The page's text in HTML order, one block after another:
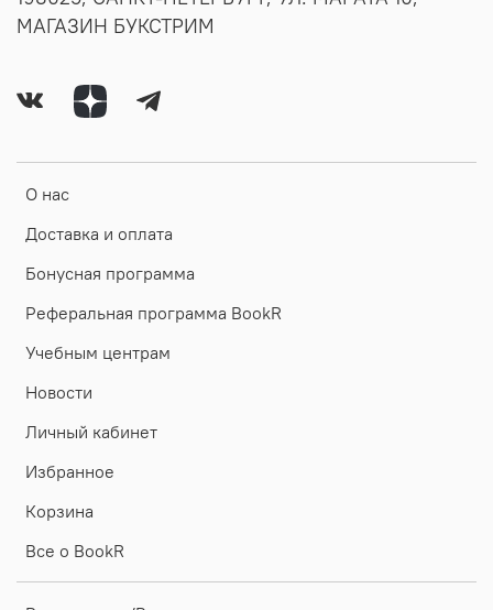
О нас
Доставка и оплата
Бонусная программа
Реферальная программа BookR
Учебным центрам
Новости
Личный кабинет
Избранное
Корзина
Все о BookR
МАГАЗИН БУКСТРИМ